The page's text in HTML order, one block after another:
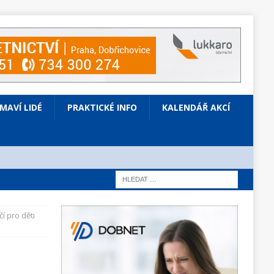
LIDÉ PRAKTICKÉ INFO KALENDÁŘ AKCÍ
pro děti